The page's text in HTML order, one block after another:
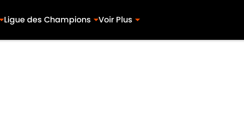
Ligue des Champions Voir Plus